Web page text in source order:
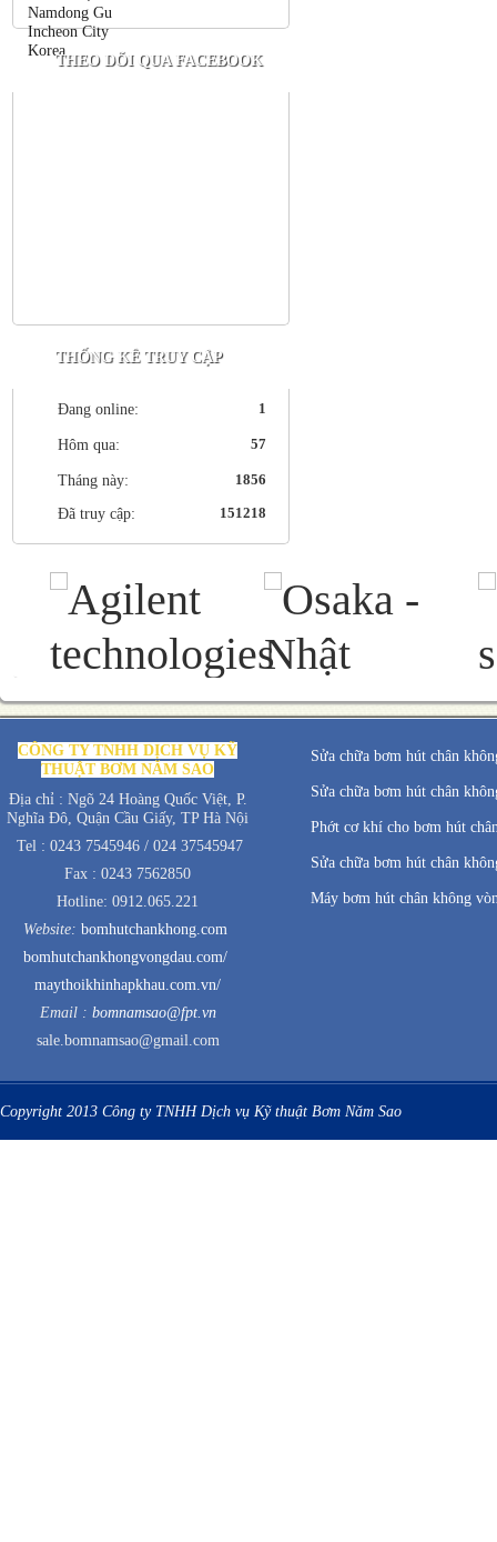
THEO DÕI QUA FACEBOOK
THỐNG KÊ TRUY CẬP
Đang online: 1
Hôm qua: 57
Tháng này: 1856
Đã truy cập: 151218
CÔNG TY TNHH DỊCH VỤ KỸ
THUẬT BƠM NĂM SAO
Địa chỉ : Ngõ 24 Hoàng Quốc Việt, P.
Nghĩa Đô, Quận Cầu Giấy, TP Hà Nội
Tel : 0243 7545946 / 024 37545947
Fax : 0243 7562850
Hotline: 0912.065.221
Website: bomhutchankhong.com
bomhutchankhongvongdau.com/
maythoikhinhapkhau.com.vn/
Email : bomnamsao@fpt.vn
sale.bomnamsao@gmail.com
Sửa chữa bơm hút chân
Sửa chữa bơm hút chân
Phớt cơ khí cho bơm hút
Sửa chữa bơm hút chân
Máy bơm hút chân không
Copyright 2013 Công ty TNHH Dịch vụ Kỹ thuật Bơm Năm Sao